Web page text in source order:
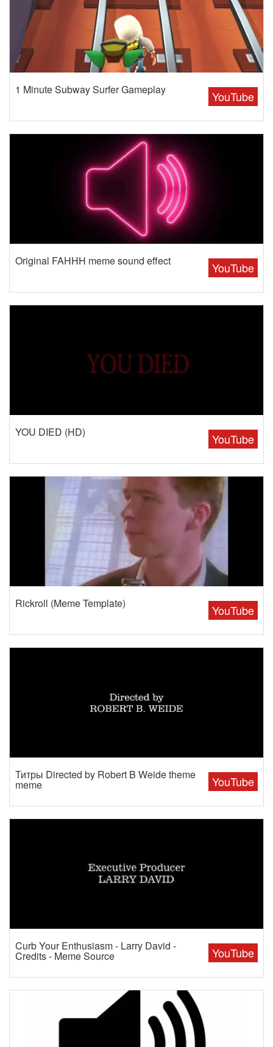
YouTube
1 Minute Subway Surfer Gameplay
YouTube
Original FAHHH meme sound effect
YouTube
YOU DIED (HD)
YouTube
Rickroll (Meme Template)
YouTube
Титры Directed by Robert B Weide theme
meme
YouTube
Curb Your Enthusiasm - Larry David -
Credits - Meme Source